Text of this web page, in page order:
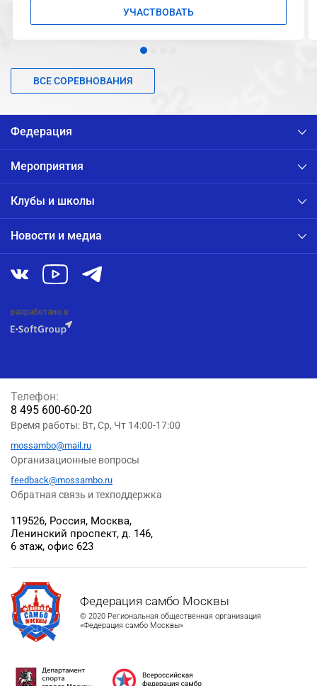
УЧАСТВОВАТЬ
ВСЕ СОРЕВНОВАНИЯ
Федерация
Мероприятия
Клубы и школы
Новости и медиа
разработано в
Федерация самбо Москвы
© 2020 Региональная общественная организация
«Федерация самбо Москвы»
119526, Россия, Москва,
Ленинский проспект, д. 146,
6 этаж, офис 623
Телефон:
8 495 600-60-20
Время работы: Вт, Ср, Чт 14:00-17:00
mossambo@mail.ru
Организационные вопросы
feedback@mossambo.ru
Обратная связь и техподдержка